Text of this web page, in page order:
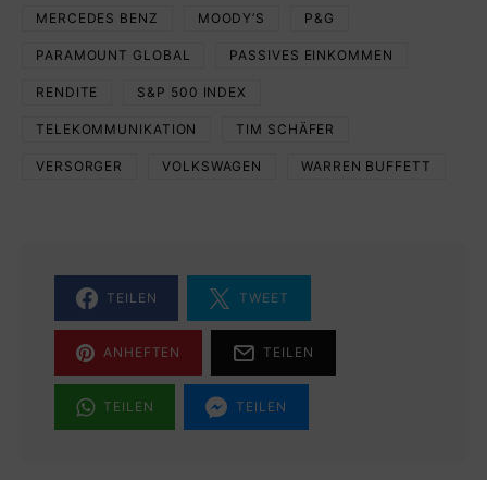
MERCEDES BENZ MOODY’S P&G
PARAMOUNT GLOBAL PASSIVES EINKOMMEN
RENDITE S&P 500 INDEX
TELEKOMMUNIKATION TIM SCHÄFER
VERSORGER VOLKSWAGEN WARREN BUFFETT
TEILEN TWEET
ANHEFTEN TEILEN
TEILEN TEILEN